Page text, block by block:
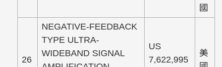
國
26
NEGATIVE-FEEDBACK
TYPE ULTRA-
WIDEBAND SIGNAL
US
7,622,995
美